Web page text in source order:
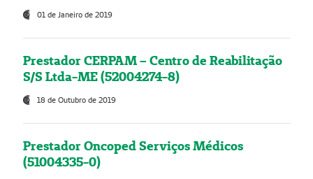
01 de Janeiro de 2019
Prestador CERPAM – Centro de Reabilitação
S/S Ltda-ME (52004274-8)
18 de Outubro de 2019
Prestador Oncoped Serviços Médicos
(51004335-0)